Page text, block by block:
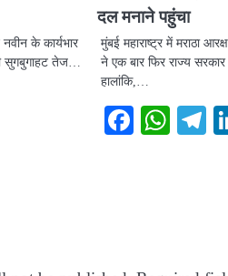
के कार्यभार
सुगबुगाहट तेज…
दल मनाने पहुंचा
मुंबई महाराष्ट्र में मराठा
ने एक बार फिर राज्य
हालांकि,…